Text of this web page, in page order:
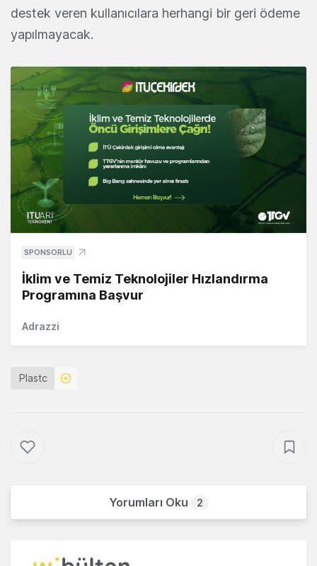
destek veren kullanıcılara herhangi bir geri ödeme
yapılmayacak.
SPONSORLU
İklim ve Temiz Teknolojiler Hızlandırma
Programına Başvur
Adrazzi
Plastc
Yorumları Oku 2